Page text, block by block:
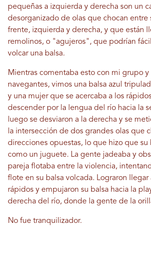
pequeñas a izquierda y derecha son un
desorganizado de olas que chocan entre
frente, izquierda y derecha, y que están
remolinos, o "agujeros", que podrían
volcar una balsa.
Mientras comentaba esto con mi grupo y
navegantes, vimos una balsa azul
y una mujer que se acercaba a los
descender por la lengua del río hacia la
luego se desviaron a la derecha y se
la intersección de dos grandes olas que
direcciones opuestas, lo que hizo que su
como un juguete. La gente jadeaba y
pareja flotaba entre la violencia,
flote en su balsa volcada. Lograron llegar
rápidos y empujaron su balsa hacia la
derecha del río, donde la gente de la
No fue tranquilizador.